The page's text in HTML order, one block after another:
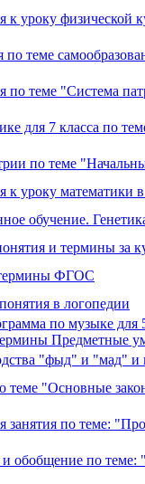
к уроку физической
по теме
по теме "Система
для 7 класса по
по теме
к уроку математики
обучение.
и термины за
ФГОС
в логопедии
по музыке
Предметные
"фыд" и "мад" и
теме "Основные
занятия по теме:
и обобщение по